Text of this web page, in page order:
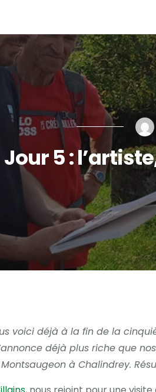
Jour 5 :
voici déjà à la fin de la
déjà plus riche que
à Chalindrey.